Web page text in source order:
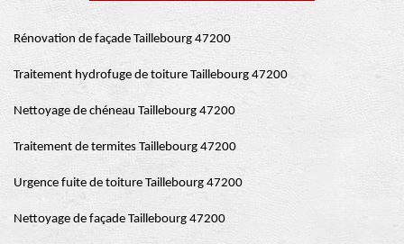
Rénovation de façade Taillebourg 47200
Traitement hydrofuge de toiture Taillebourg 47200
Nettoyage de chéneau Taillebourg 47200
Traitement de termites Taillebourg 47200
Urgence fuite de toiture Taillebourg 47200
Nettoyage de façade Taillebourg 47200